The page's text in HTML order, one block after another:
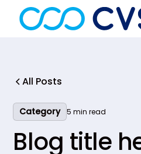
All Posts
Category 5 min read
Blog title